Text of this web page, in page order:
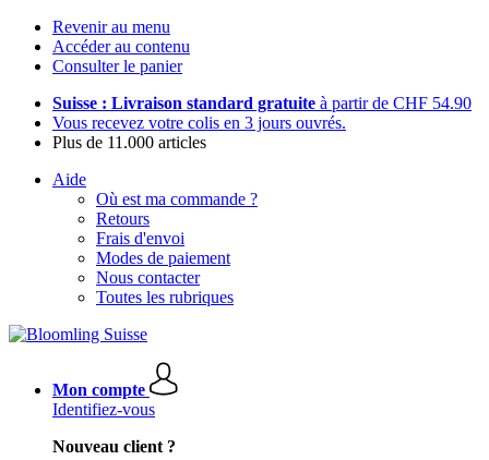
Revenir au menu
Accéder au contenu
Consulter le panier
Suisse : Livraison standard gratuite à partir de CHF 54.90
Vous recevez votre colis en 3 jours ouvrés.
Plus de 11.000 articles
Aide
Où est ma commande ?
Retours
Frais d'envoi
Modes de paiement
Nous contacter
Toutes les rubriques
Mon compte
Identifiez-vous
Nouveau client ?